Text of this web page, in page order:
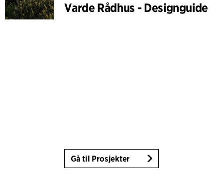
Varde Rådhus - Designguide
Gå til Prosjekter